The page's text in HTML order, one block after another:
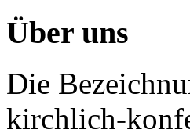
Über uns
Die
kirchlich-